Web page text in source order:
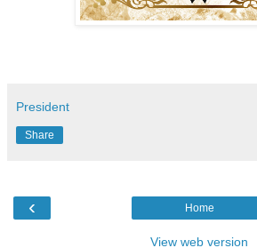
President
Share
‹ Home
View web version